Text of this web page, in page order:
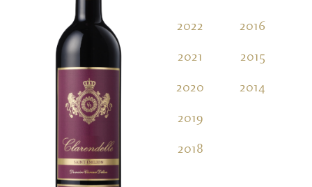
2022
2021
2020
2019
2018
2016
2015
2014